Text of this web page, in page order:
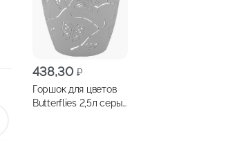
438,30 ₽
Горшок для цветов
Butterflies 2,5л серый